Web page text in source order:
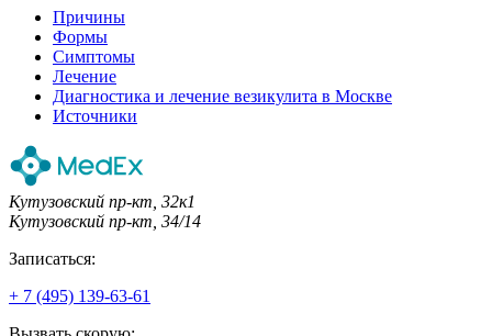
Причины
Формы
Симптомы
Лечение
Диагностика и лечение везикулита в Москве
Источники
Кутузовский пр-кт, 32к1
Кутузовский пр-кт, 34/14
Записаться:
+ 7 (495) 139-63-61